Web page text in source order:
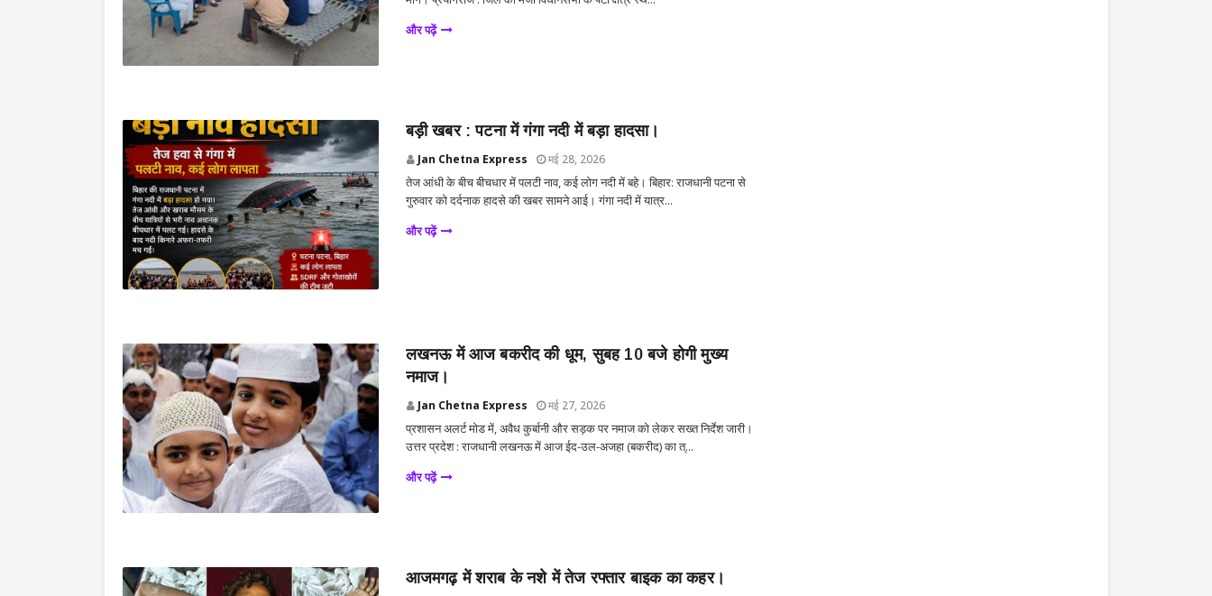
और पढ़ें
बड़ी खबर : पटना में गंगा नदी में बड़ा हादसा।
Jan Chetna Express मई 28, 2026
तेज आंधी के बीच बीचधार में पलटी नाव, कई लोग नदी में बहे। बिहार: राजधानी पटना से
गुरुवार को दर्दनाक हादसे की खबर सामने आई। गंगा नदी में यात्र...
और पढ़ें
लखनऊ में आज बकरीद की धूम, सुबह 10 बजे होगी मुख्य
नमाज।
Jan Chetna Express मई 27, 2026
प्रशासन अलर्ट मोड में, अवैध कुर्बानी और सड़क पर नमाज को लेकर सख्त निर्देश जारी।
उत्तर प्रदेश : राजधानी लखनऊ में आज ईद-उल-अजहा (बकरीद) का त्...
और पढ़ें
आजमगढ़ में शराब के नशे में तेज रफ्तार बाइक का कहर।